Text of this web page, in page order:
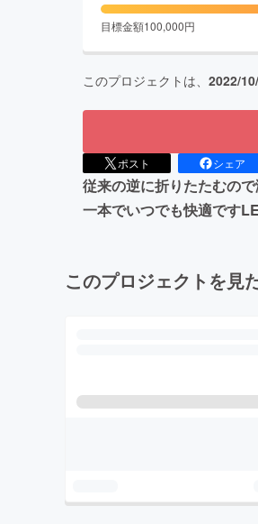
目標金額100,000円
このプロジェクトは、 2022/
ポスト シェア
従来の逆に折りたたむの
一本でいつでも快適です
このプロジェクトを見